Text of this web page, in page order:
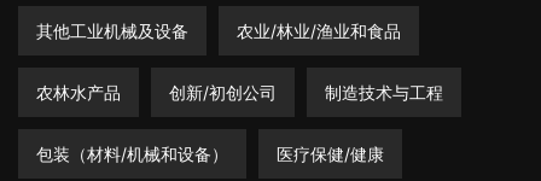
其他工业机械及设备 农业/林业/渔业和食品
农林水产品 创新/初创公司 制造技术与工程
包装（材料/机械和设备） 医疗保健/健康